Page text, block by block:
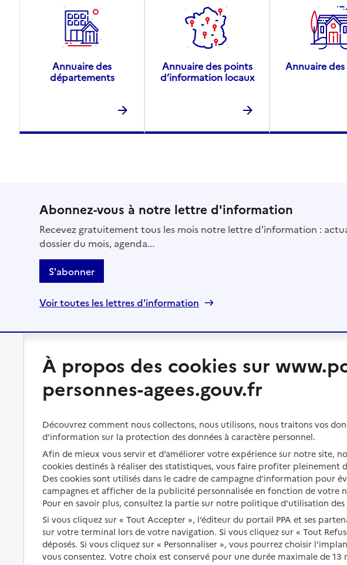
Annuaire des
départements
Annuaire des points
d’information locaux
Annuaire des
Abonnez-vous à notre lettre d'information
Recevez gratuitement tous les mois notre lettre d'information :
dossier du mois, agenda...
S'abonner
Voir toutes les lettres d'information
Préserver son autonomie
Perte d'autonomie : évaluation
et droits
Aménager son logement et
s'équiper
Préserver son autonomie et sa
santé
Organiser à l'avance sa propre
protection
Les mesures de protection
Les obligations de la famille
Vivre à domicile
Bénéficier d'aide à domicile
Aides financières
Solutions d'accueil temporaire
Partager son logement
Vivre à domicile avec une
Être hospitalisé
Fin de vie à domicile
services pour
Vivre en accueil
Autres solutions
À propos des cookies sur
personnes-agees.gouv.fr
Découvrez comment nous collectons, nous utilisons, nous traitons vos
d’information sur la protection des données à caractère personnel.
Afin de mieux vous servir et d’améliorer votre expérience sur notre site,
cookies destinés à réaliser des statistiques, vous faire profiter pleinement
Des cookies sont utilisés dans le cadre de campagne d’information pour
campagnes et afficher de la publicité personnalisée en fonction de votre
Pour en savoir plus, consultez la partie sur notre politique d'utilisation des
Si vous cliquez sur « Tout Accepter », l’éditeur du portail PPA et ses
sur votre terminal lors de votre navigation. Si vous cliquez sur « Tout
déposés. Si vous cliquez sur « Personnaliser », vous pourrez choisir
vous consentez. Votre choix est conservé pour une durée maximale de 13